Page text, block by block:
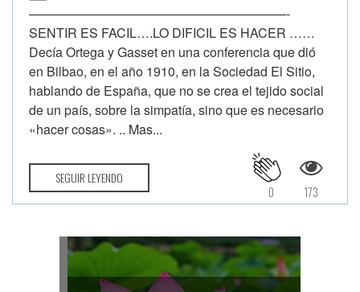
————————————————————-
SENTIR ES FACIL….LO DIFICIL ES HACER ……
Decía Ortega y Gasset en una conferencia que dió
en Bilbao, en el año 1910, en la Sociedad El Sitio,
hablando de España, que no se crea el tejido social
de un país, sobre la simpatía, sino que es necesario
«hacer cosas». .. Mas...
SEGUIR LEYENDO
173
0